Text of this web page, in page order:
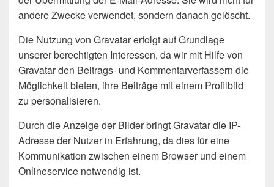
andere Zwecke verwendet, sondern danach gelöscht.
Die Nutzung von Gravatar erfolgt auf Grundlage
unserer berechtigten Interessen, da wir mit Hilfe von
Gravatar den Beitrags- und Kommentarverfassern die
Möglichkeit bieten, ihre Beiträge mit einem Profilbild
zu personalisieren.
Durch die Anzeige der Bilder bringt Gravatar die IP-
Adresse der Nutzer in Erfahrung, da dies für eine
Kommunikation zwischen einem Browser und einem
Onlineservice notwendig ist.